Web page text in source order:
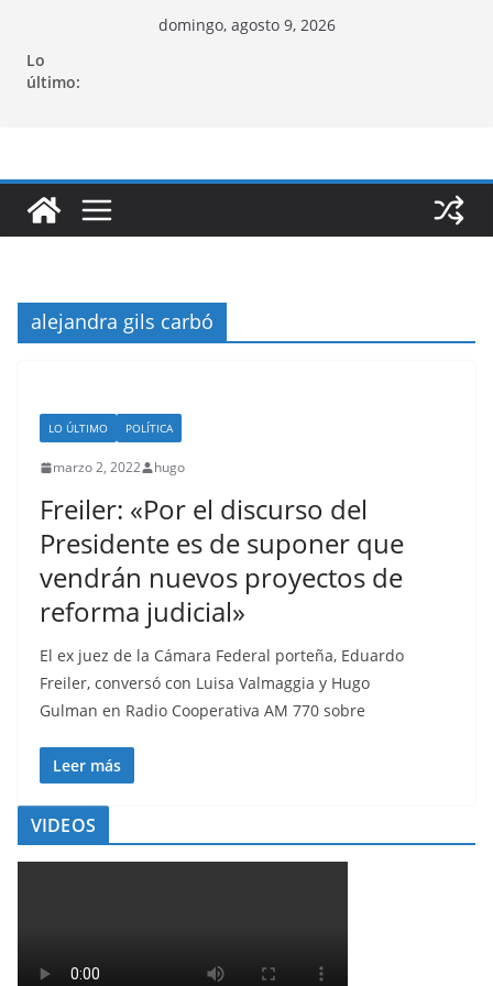
contenido
domingo, agosto 9, 2026
Lo
último:
alejandra gils carbó
LO ÚLTIMO POLÍTICA
marzo 2, 2022 hugo
Freiler: «Por el discurso del
Presidente es de suponer que
vendrán nuevos proyectos de
reforma judicial»
El ex juez de la Cámara Federal porteña, Eduardo
Freiler, conversó con Luisa Valmaggia y Hugo
Gulman en Radio Cooperativa AM 770 sobre
Leer más
VIDEOS